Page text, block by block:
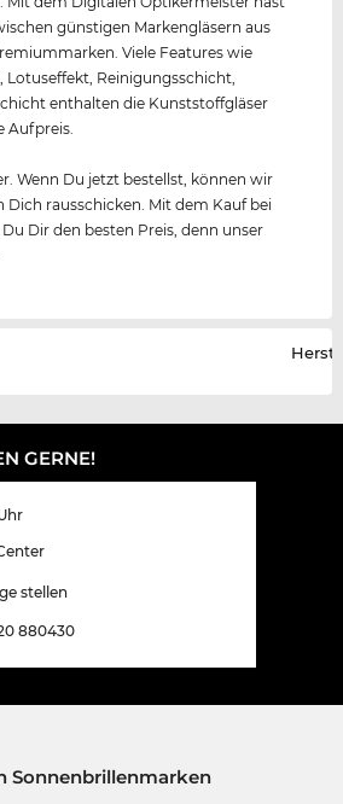
günstigen Markengläsern aus
Viele Features wie
Lotuseffekt, Reinigungsschicht,
enthalten die Kunststoffgläser
Aufpreis.
Wenn Du jetzt bestellst, können wir
Dich rausschicken. Mit dem Kauf bei
Dir den besten Preis, denn unser
GERNE!
stellen
880430
Sonnenbrillenmarken